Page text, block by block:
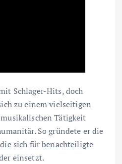
Schlager-Hits, doch
zu einem vielseitigen
Tätigkeit
So gründete er die
sich für benachteiligte
einsetzt.